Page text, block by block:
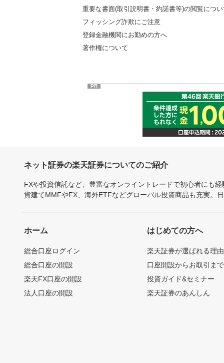
重要な書面(取引説明書・約諾書等)の閲覧につ
フィッシング詐欺にご注意
登録金融機関にお勤めの方へ
著作権について
PR
ネット証券の楽天証券についてのご紹介
FXや投資信託など、豊富なオンライントレードで初心者にも
貨建てMMFやFX、海外ETFなどグローバル投資商品も充実。
ホーム
総合口座ログイン
総合口座の開設
楽天FX口座の開設
法人口座の開設
はじめての方へ
楽天証券が選ばれる理由
口座開設からお取引ま
投資ガイド&セミナー
楽天証券のあんしん